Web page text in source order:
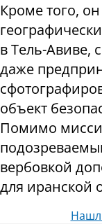
Кроме того,
в Тель-Авиве,
даже
объект
Помимо
вербовкой
для иранской